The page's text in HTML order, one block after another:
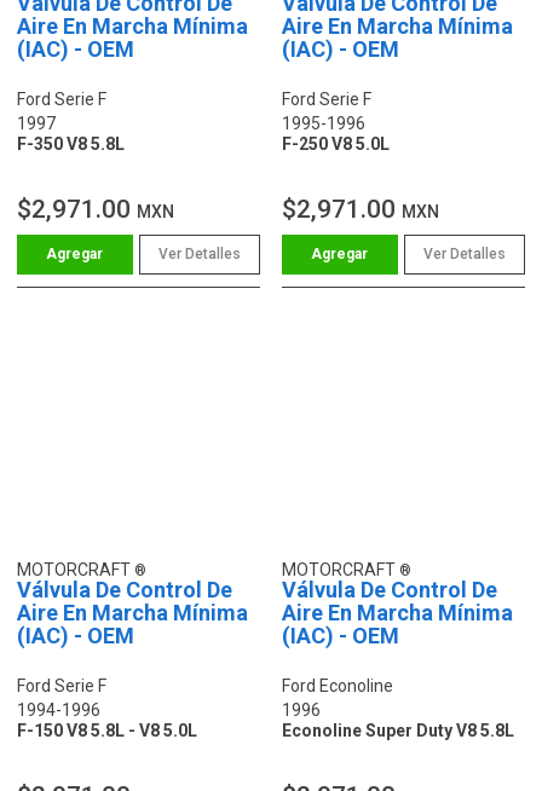
Aire En Marcha Mínima
(IAC) - OEM
Ford Serie F
1997
F-350 V8 5.8L
$2,971.00 MXN
Ver Detalles
Aire En Marcha Mínima
(IAC) - OEM
Ford Serie F
1995-1996
F-250 V8 5.0L
$2,971.00 MXN
Ver Detalles
MOTORCRAFT
Válvula De Control De
Aire En Marcha Mínima
(IAC) - OEM
Ford Serie F
1994-1996
F-150 V8 5.8L - V8 5.0L
MOTORCRAFT
Válvula De Control De
Aire En Marcha Mínima
(IAC) - OEM
Ford Econoline
1996
Econoline Super Duty V8 5.8L